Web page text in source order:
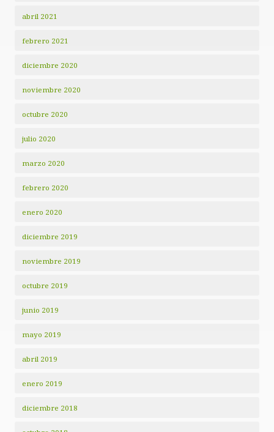
abril 2021
febrero 2021
diciembre 2020
noviembre 2020
octubre 2020
julio 2020
marzo 2020
febrero 2020
enero 2020
diciembre 2019
noviembre 2019
octubre 2019
junio 2019
mayo 2019
abril 2019
enero 2019
diciembre 2018